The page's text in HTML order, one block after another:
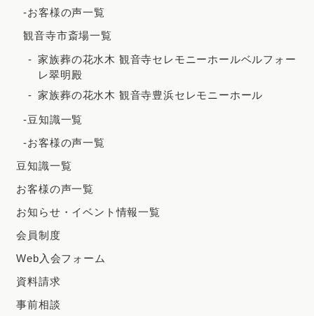
-お客様の声一覧
観音寺市斎場一覧
家族葬の花水木 観音寺セレモニーホールベルフォー
レ翠明殿
家族葬の花水木 観音寺豊浜セレモニーホール
-豆知識一覧
-お客様の声一覧
豆知識一覧
お客様の声一覧
お知らせ・イベント情報一覧
会員制度
Web入会フォーム
資料請求
事前相談